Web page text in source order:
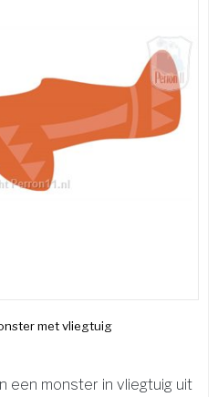
met vliegtuig
een monster in vliegtuig uit